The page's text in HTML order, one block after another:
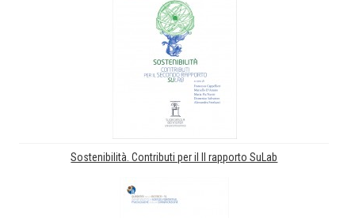
Sostenibilità. Contributi per il II rapporto SuLab